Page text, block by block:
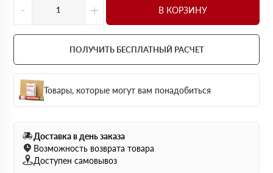
- + В КОРЗИНУ
ПОЛУЧИТЬ БЕСПЛАТНЫЙ РАСЧЕТ
Товары, которые могут вам понадобиться
Доставка в день заказа
Возможность возврата товара
Доступен самовывоз